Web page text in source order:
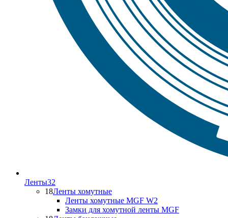
Ленты32
18Ленты хомутные
Ленты хомутные MGF W2
Замки для хомутной ленты MGF